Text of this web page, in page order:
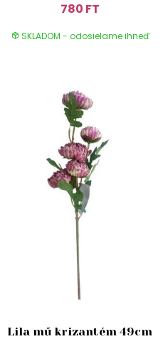
780 FT
SKLADOM - odosielame ihneď
Lila mű krizantém 49cm